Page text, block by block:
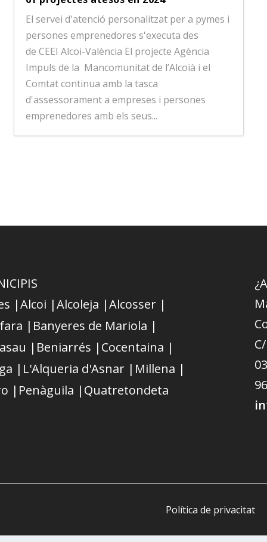
El servei d'atenció personalitzat per a pymes i
persones emprenedores s'executa des
de CEEI Alcoi-València El projecte Agència
Impuls de la Mancomunitat de l’Alcoià i el
Comtat continua amb la tasca
d'assessorament a empreses i persones
emprenedores amb els seus...
|Alcoi |Alcoleja |Alcosser |
| Banyeres de Mariola |
| Beniarrés | Cocentaina |
| L'Alqueria d'Asnar | Millena |
| Penàguila | Quatretondeta
Política de privacitat